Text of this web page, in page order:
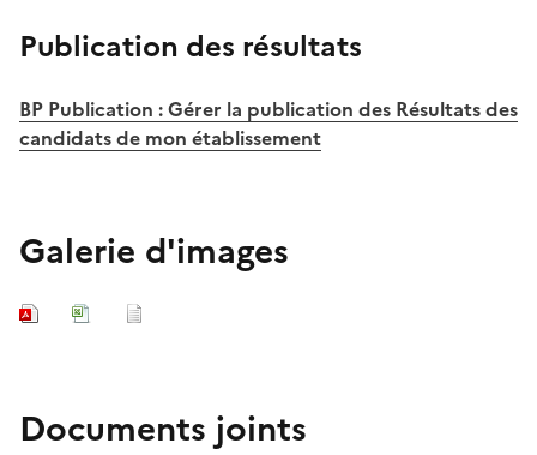
Publication des résultats
BP Publication : Gérer la publication des Résultats des
candidats de mon établissement
Galerie d'images
Documents joints